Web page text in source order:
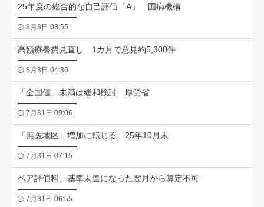
25年度の総合的な自己評価「A」 国病機構
8月3日 08:55
高額療養費見直し 1カ月で意見約5,300件
8月3日 04:30
「全国値」未満は緩和検討 厚労省
7月31日 09:06
「無医地区」増加に転じる 25年10月末
7月31日 07:15
ベア評価料、基準未達になった翌月から算定不可
7月31日 06:55